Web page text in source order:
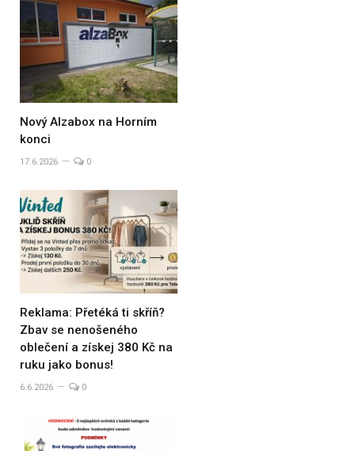
Nový Alzabox na Horním
konci
17.6.2026 0
Reklama: Přetéká ti skříň?
Zbav se nenošeného
oblečení a získej 380 Kč na
ruku jako bonus!
6.6.2026 0